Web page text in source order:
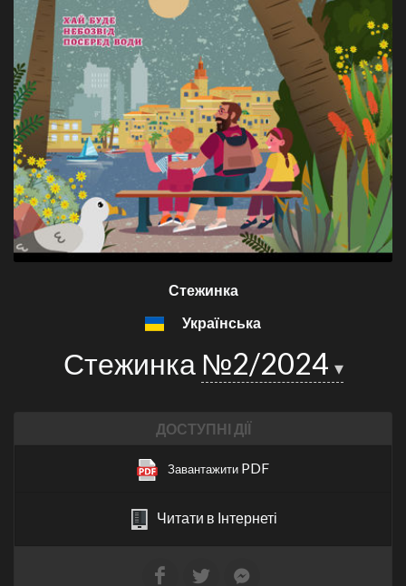
Стежинка
Українська
Стежинка №2/2024
ДОСТУПНІ ДІЇ
Завантажити PDF
Читати в Інтернеті